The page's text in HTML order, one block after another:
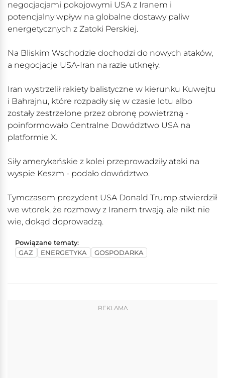
negocjacjami pokojowymi USA z Iranem i
potencjalny wpływ na globalne dostawy paliw
energetycznych z Zatoki Perskiej.
Na Bliskim Wschodzie dochodzi do nowych ataków,
a negocjacje USA-Iran na razie utknęły.
Iran wystrzelił rakiety balistyczne w kierunku Kuwejtu
i Bahrajnu, które rozpadły się w czasie lotu albo
zostały zestrzelone przez obronę powietrzną -
poinformowało Centralne Dowództwo USA na
platformie X.
Siły amerykańskie z kolei przeprowadziły ataki na
wyspie Keszm - podało dowództwo.
Tymczasem prezydent USA Donald Trump stwierdził
we wtorek, że rozmowy z Iranem trwają, ale nikt nie
wie, dokąd doprowadzą.
Powiązane tematy:
GAZ
ENERGETYKA GOSPODARKA
REKLAMA